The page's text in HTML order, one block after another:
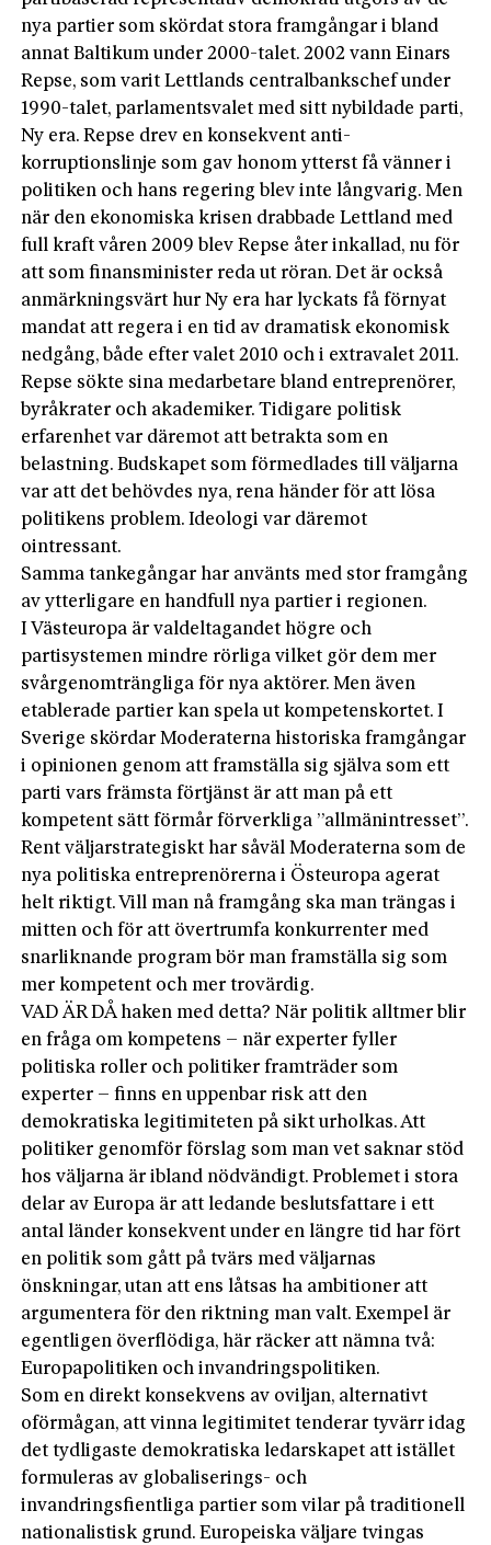
nya partier som skördat stora framgångar i bland
annat Baltikum under 2000-talet. 2002 vann Einars
Repse, som varit Lettlands centralbankschef under
1990-talet, parlamentsvalet med sitt nybildade parti,
Ny era. Repse drev en konsekvent anti-
korruptionslinje som gav honom ytterst få vänner i
politiken och hans regering blev inte långvarig. Men
när den ekonomiska krisen drabbade Lettland med
full kraft våren 2009 blev Repse åter inkallad, nu för
att som finansminister reda ut röran. Det är också
anmärkningsvärt hur Ny era har lyckats få förnyat
mandat att regera i en tid av dramatisk ekonomisk
nedgång, både efter valet 2010 och i extravalet 2011.
Repse sökte sina medarbetare bland entreprenörer,
byråkrater och akademiker. Tidigare politisk
erfarenhet var däremot att betrakta som en
belastning. Budskapet som förmedlades till väljarna
var att det behövdes nya, rena händer för att lösa
politikens problem. Ideologi var däremot
ointressant.
Samma tankegångar har använts med stor framgång
av ytterligare en handfull nya partier i regionen.
I Västeuropa är valdeltagandet högre och
partisystemen mindre rörliga vilket gör dem mer
svårgenomträngliga för nya aktörer. Men även
etablerade partier kan spela ut kompetenskortet. I
Sverige skördar Moderaterna historiska framgångar
i opinionen genom att framställa sig själva som ett
parti vars främsta förtjänst är att man på ett
kompetent sätt förmår förverkliga ”allmänintresset”.
Rent väljarstrategiskt har såväl Moderaterna som de
nya politiska entreprenörerna i Östeuropa agerat
helt riktigt. Vill man nå framgång ska man trängas i
mitten och för att övertrumfa konkurrenter med
snarliknande program bör man framställa sig som
mer kompetent och mer trovärdig.
VAD ÄR DÅ haken med detta? När politik alltmer blir
en fråga om kompetens – när experter fyller
politiska roller och politiker framträder som
experter – finns en uppenbar risk att den
demokratiska legitimiteten på sikt urholkas. Att
politiker genomför förslag som man vet saknar stöd
hos väljarna är ibland nödvändigt. Problemet i stora
delar av Europa är att ledande beslutsfattare i ett
antal länder konsekvent under en längre tid har fört
en politik som gått på tvärs med väljarnas
önskningar, utan att ens låtsas ha ambitioner att
argumentera för den riktning man valt. Exempel är
egentligen överflödiga, här räcker att nämna två:
Europapolitiken och invandringspolitiken.
Som en direkt konsekvens av oviljan, alternativt
oförmågan, att vinna legitimitet tenderar tyvärr idag
det tydligaste demokratiska ledarskapet att istället
formuleras av globaliserings- och
invandringsfientliga partier som vilar på traditionell
nationalistisk grund. Europeiska väljare tvingas